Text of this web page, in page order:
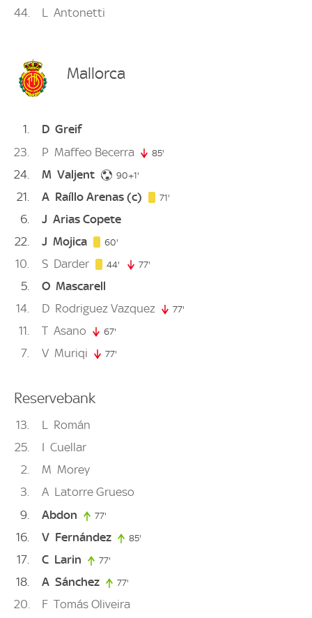
44 L Antonetti
Mallorca
1 D Greif
23
P Maffeo Becerra 85'
24 M Valjent 90+1'
21 A Raíllo Arenas (c) 71'
6 J Arias Copete
22
J Mojica 60'
10 S Darder 44' 44. minute
77'
5 O Mascarell
14
D Rodriguez Vazquez 77'
11 T Asano 67'
7 V Muriqi 77'
Reservebank
13 L Román
25
I Cuellar
2
M Morey
3
A Latorre Grueso
9
Abdon 77'
16 V Fernández 85'
17 C Larin 77'
18 A Sánchez 77'
20 F Tomás Oliveira